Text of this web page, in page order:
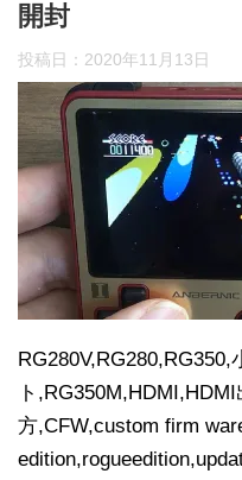
開封
投稿日： 2020年11月13日
ト
方,CFW,custom firm